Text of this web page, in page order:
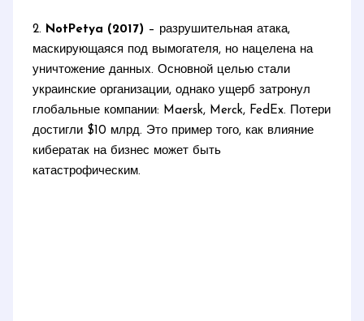
2. NotPetya (2017) – разрушительная атака,
маскирующаяся под вымогателя, но нацелена на
уничтожение данных. Основной целью стали
украинские организации, однако ущерб затронул
глобальные компании: Maersk, Merck, FedEx. Потери
достигли $10 млрд. Это пример того, как влияние
кибератак на бизнес может быть
катастрофическим.